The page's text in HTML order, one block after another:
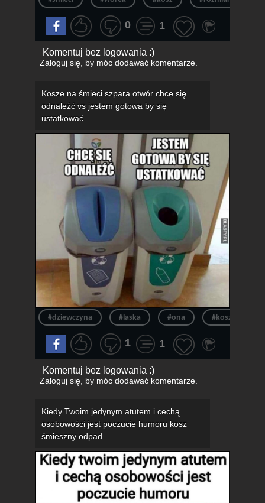
0 1
Komentuj bez logowania :)
Zaloguj się, by móc dodawać komentarze.
Kosze na śmieci szpara otwór chce się
odnaleźć vs jestem gotowa by się
ustatkować
#dziewczyna #laska #ona #kosz
1 1
Komentuj bez logowania :)
Zaloguj się, by móc dodawać komentarze.
Kiedy Twoim jedynym atutem i cechą
osobowości jest poczucie humoru kosz
śmieszny odpad